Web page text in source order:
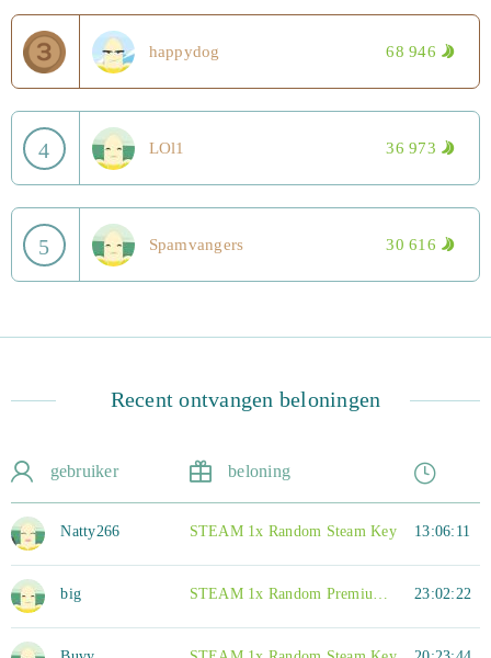
happydog 68 946
4 LOl1 36 973
5 Spamvangers 30 616
Recent ontvangen beloningen
gebruiker beloning
Natty266 13:06:11
STEAM 1x Random Steam Key
big 23:02:22
STEAM 1x Random Premium Steam Key